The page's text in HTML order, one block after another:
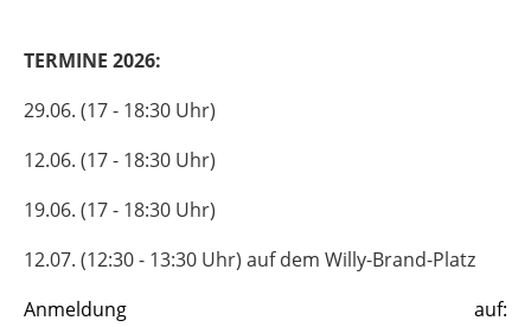
TERMINE 2026:
29.06. (17 - 18:30 Uhr)
12.06. (17 - 18:30 Uhr)
19.06. (17 - 18:30 Uhr)
12.07. (12:30 - 13:30 Uhr) auf dem Willy-Brand-Platz
Anmeldung auf: